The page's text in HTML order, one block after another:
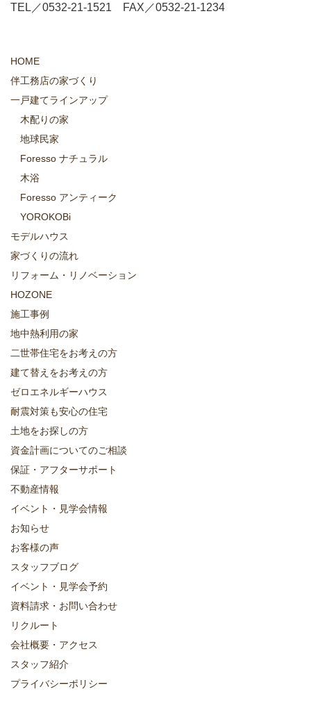
TEL／0532-21-1521 FAX／0532-21-1234
HOME
伴工務店の家づくり
一戸建てラインアップ
木配りの家
地球民家
Foresso ナチュラル
木浴
Foresso アンティーク
YOROKOBi
モデルハウス
家づくりの流れ
リフォーム・リノベーション
HOZONE
施工事例
地中熱利用の家
二世帯住宅をお考えの方
建て替えをお考えの方
ゼロエネルギーハウス
耐震対策も安心の住宅
土地をお探しの方
資金計画についてのご相談
保証・アフターサポート
不動産情報
イベント・見学会情報
お知らせ
お客様の声
スタッフブログ
イベント・見学会予約
資料請求・お問い合わせ
リクルート
会社概要・アクセス
スタッフ紹介
プライバシーポリシー